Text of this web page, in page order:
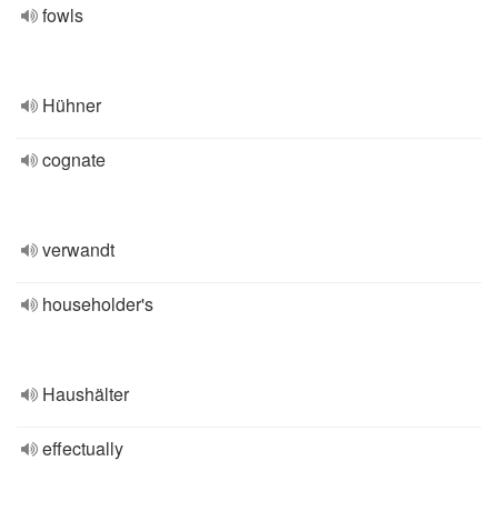
fowls
Hühner
cognate
verwandt
householder's
Haushälter
effectually